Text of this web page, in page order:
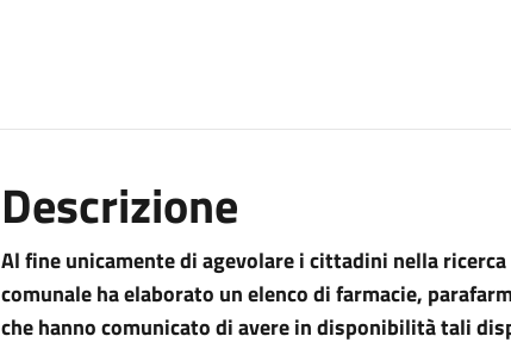
Descrizione
Al fine unicamente di agevolare i cittadini nella
comunale ha elaborato un elenco di farmacie,
che hanno comunicato di avere in disponibilità tali